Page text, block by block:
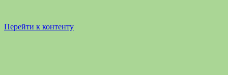
Перейти к контенту